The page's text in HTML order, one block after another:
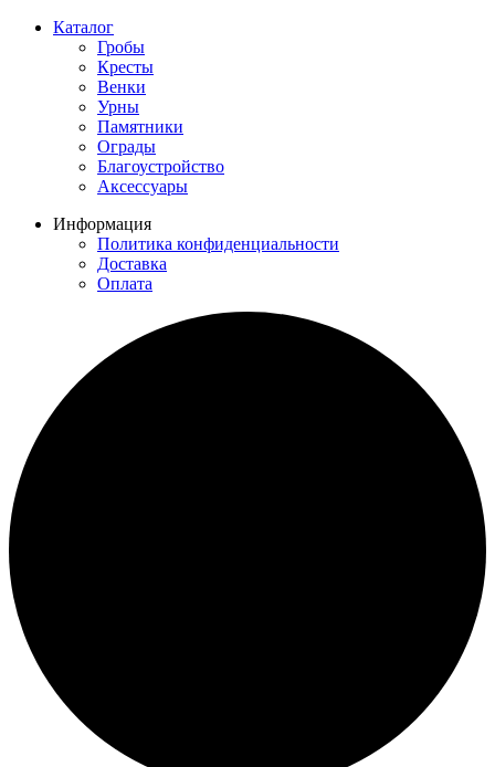
Каталог
Гробы
Кресты
Венки
Урны
Памятники
Ограды
Благоустройство
Аксессуары
Информация
Политика конфиденциальности
Доставка
Оплата